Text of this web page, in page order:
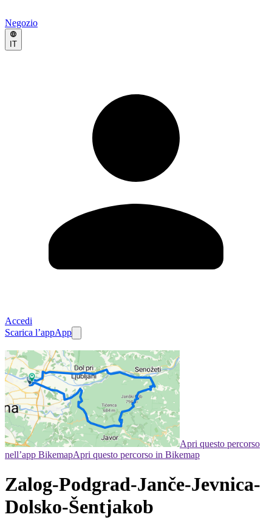
Negozio
IT
Accedi
Scarica l’appApp
Apri questo percorso
nell’app BikemapApri questo percorso in Bikemap
Zalog-Podgrad-Janče-Jevnica-
Dolsko-Šentjakob